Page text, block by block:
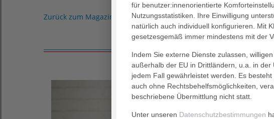
Zurück zum Magazin
für benutzer:innenorientierte
Nutzungsstatistiken. Ihre Einwilligung
natürlich auch individuell konfigurieren. Mit
gesetzesgemäß immer mindestens mit der
Indem Sie externe Dienste zulassen,
außerhalb der EU in Drittländern, u.a. in
jedem Fall gewährleistet werden. Es
auch ohne Rechtsbehelfsmöglichkeiten,
beschriebene Übermittlung nicht statt.
Unter unseren Datenschutzbestimmungen